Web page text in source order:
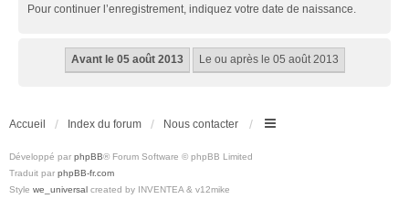
Pour continuer l’enregistrement, indiquez votre date de naissance.
Accueil Index du forum Nous contacter
Développé par phpBB® Forum Software © phpBB Limited
Traduit par phpBB-fr.com
Style we_universal created by INVENTEA & v12mike